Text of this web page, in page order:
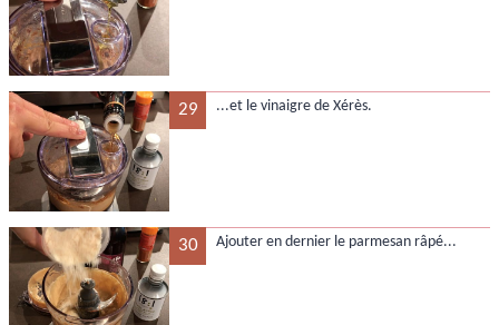
29 ...et le vinaigre de Xérès.
30 Ajouter en dernier le parmesan râpé...